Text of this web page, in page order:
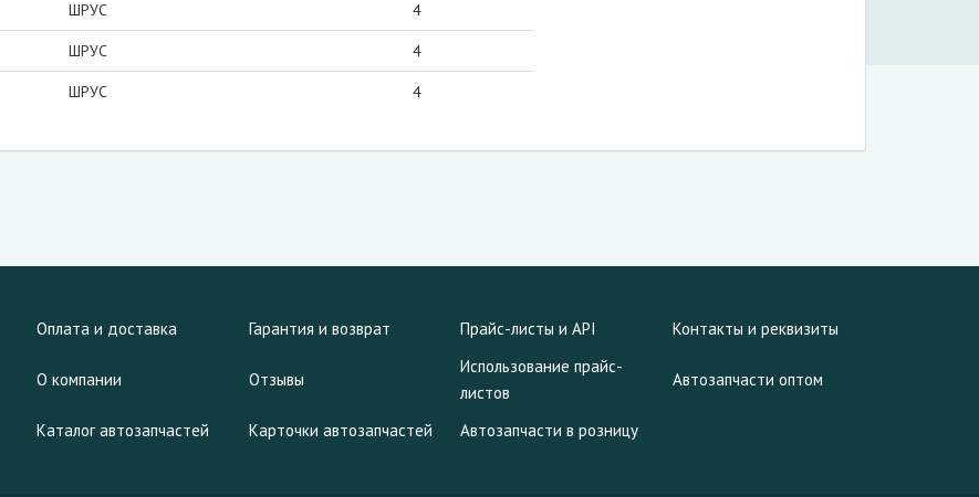
ШРУС 4
ШРУС 4
ШРУС 4
Оплата и доставка Гарантия и возврат Прайс-листы и API Контакты и реквизиты
О компании Отзывы
Использование прайс-
листов
Автозапчасти оптом
Каталог автозапчастей Карточки автозапчастей Автозапчасти в розницу